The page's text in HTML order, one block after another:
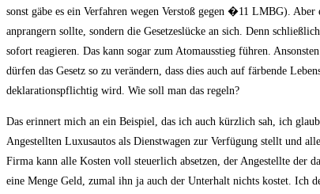
sonst gäbe es ein Verfahren wegen Verstoß gegen �11 LMBG).
anprangern sollte, sondern die Gesetzeslücke an sich. Denn
sofort reagieren. Das kann sogar zum Atomausstieg führen.
dürfen das Gesetz so zu verändern, dass dies auch auf färbende
deklarationspflichtig wird. Wie soll man das regeln?
Das erinnert mich an ein Beispiel, das ich auch kürzlich sah, ich
Angestellten Luxusautos als Dienstwagen zur Verfügung stellt und
Firma kann alle Kosten voll steuerlich absetzen, der Angestellte der
eine Menge Geld, zumal ihn ja auch der Unterhalt nichts kostet. Ich